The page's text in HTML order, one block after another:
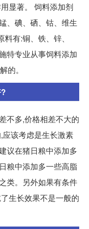
显著。 饲料添加剂
、碘、硒、钴、维生
有:铜、铁、锌、
特专业从事饲料添加
的。
不多,价格相差不大的
该考虑是生长激素
议在猪日粮中添加多
粮中添加多一些高脂
类。另外如果有条件
生长效果不是一般的